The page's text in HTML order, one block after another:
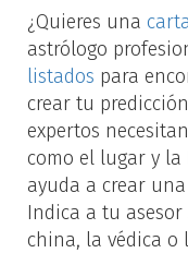
¿Quieres una
astrólogo
listados para
crear tu
expertos
como el lugar y la
ayuda a crear
Indica a tu
china, la védica o